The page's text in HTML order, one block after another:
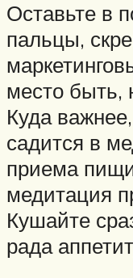
Оставьте в
пальцы,
место быть,
Куда
садится в
приема
медитация
Кушайте
рада